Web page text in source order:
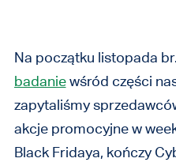
Na początku listopada
badaniewśród części
zapytaliśmy
akcje promocyjne w
Black Fridaya, kończy